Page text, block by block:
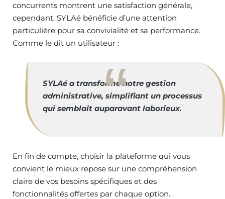
concurrents montrent une satisfaction générale,
cependant, SYLAé bénéficie d’une attention
particulière pour sa convivialité et sa performance.
Comme le dit un utilisateur :
SYLAé a transformé notre gestion
administrative, simplifiant un processus
qui semblait auparavant laborieux.
En fin de compte, choisir la plateforme qui vous
convient le mieux repose sur une compréhension
claire de vos besoins spécifiques et des
fonctionnalités offertes par chaque option.